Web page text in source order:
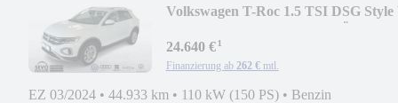
Volkswagen T-Roc 1.5 TSI DSG Style
24.640 €¹
Finanzierung ab 262 € mtl.
EZ 03/2024 • 44.933 km • 110 kW (150 PS) • Benzin